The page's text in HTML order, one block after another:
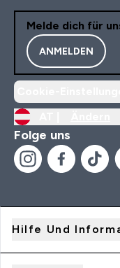
Melde dich für
ANMELDEN
Folge uns
Hilfe Und